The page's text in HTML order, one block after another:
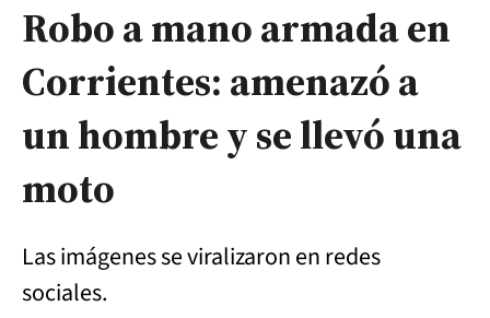
Robo a mano armada en
Corrientes: amenazó a
un hombre y se llevó una
moto
Las imágenes se viralizaron en redes
sociales.